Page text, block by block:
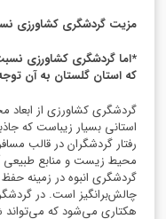
مزیت گردشگری کشاورزی
*اما گردشگری کشاورزی
که استان گلستان به آن
گردشگری کشاورزی از ابعاد
استانی بسیار زیباست که
رفتار گردشگران در قالب
محیط زیست و منابع
گردشگری انبوه در زمینه
هکتاری می‌شود که می‌تواند